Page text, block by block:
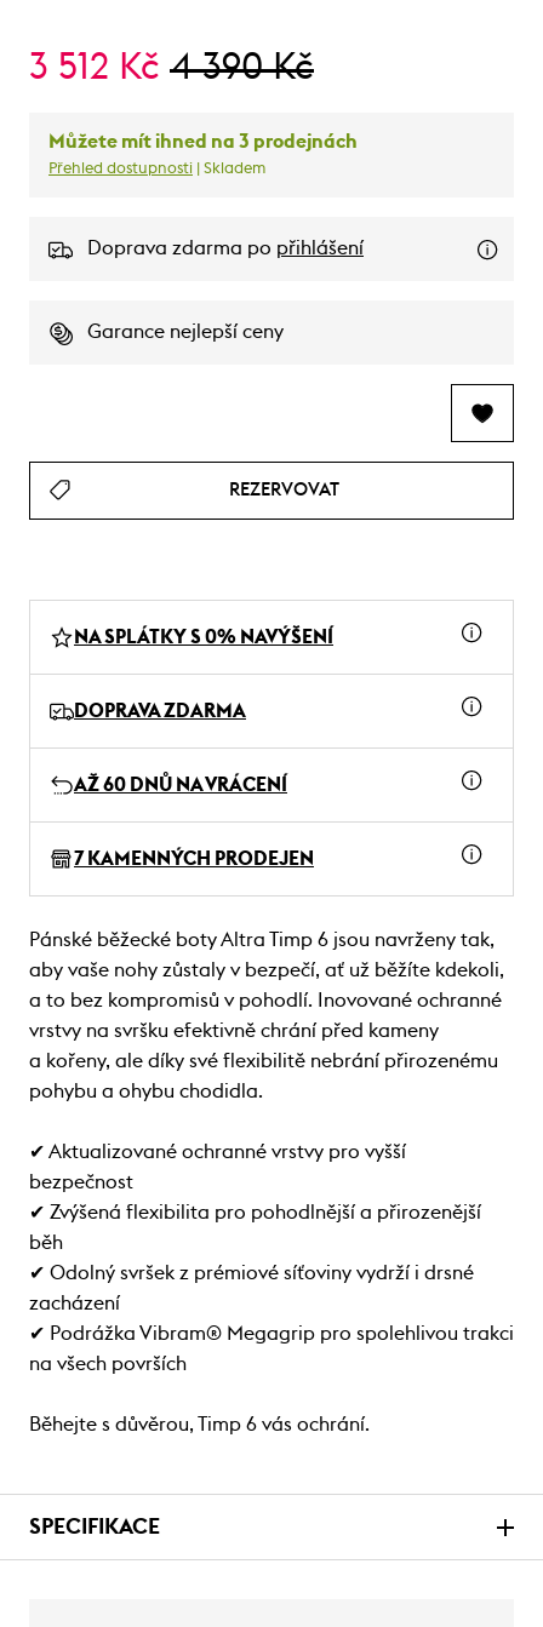
3 512 Kč 4 390 Kč
Můžete mít ihned na 3 prodejnách
Přehled dostupnosti | Skladem
Doprava zdarma po přihlášení
Garance nejlepší ceny
REZERVOVAT
NA SPLÁTKY S 0% NAVÝŠENÍ
DOPRAVA ZDARMA
AŽ 60 DNŮ NA VRÁCENÍ
7 KAMENNÝCH PRODEJEN
Pánské běžecké boty Altra Timp 6 jsou navrženy tak,
aby vaše nohy zůstaly v bezpečí, ať už běžíte kdekoli,
a to bez kompromisů v pohodlí. Inovované ochranné
vrstvy na svršku efektivně chrání před kameny
a kořeny, ale díky své flexibilitě nebrání přirozenému
pohybu a ohybu chodidla.
✔ Aktualizované ochranné vrstvy pro vyšší
bezpečnost
✔ Zvýšená flexibilita pro pohodlnější a přirozenější
běh
✔ Odolný svršek z prémiové síťoviny vydrží i drsné
zacházení
✔ Podrážka Vibram® Megagrip pro spolehlivou trakci
na všech površích
Běhejte s důvěrou, Timp 6 vás ochrání.
SPECIFIKACE